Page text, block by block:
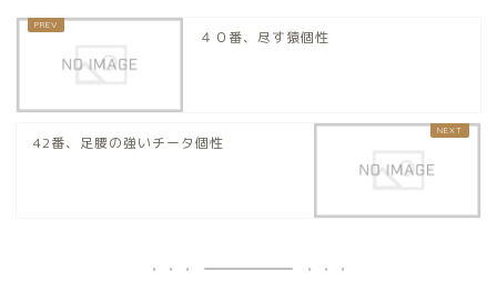
４０番、尽す猿個性
42番、足腰の強いチータ個性